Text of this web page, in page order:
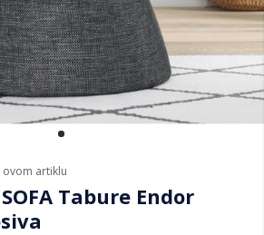
ovom artiklu
SOFA Tabure Endor